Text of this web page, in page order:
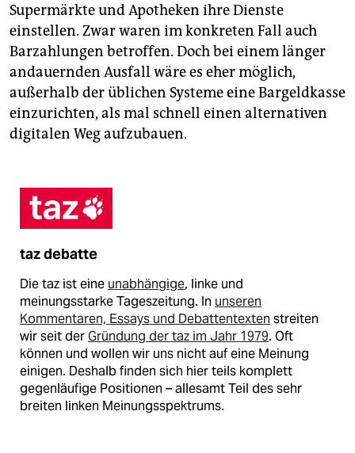
Supermärkte und Apotheken ihre Dienste
einstellen. Zwar waren im konkreten Fall auch
Barzahlungen betroffen. Doch bei einem länger
andauernden Ausfall wäre es eher möglich,
außerhalb der üblichen Systeme eine Bargeldkasse
einzurichten, als mal schnell einen alternativen
digitalen Weg aufzubauen.
taz debatte
Die taz ist eine unabhängige, linke und
meinungsstarke Tageszeitung. In unseren
Kommentaren, Essays und Debattentexten streiten
wir seit derGründung der taz im Jahr 1979. Oft
können und wollen wir uns nicht auf eine Meinung
einigen. Deshalb finden sich hier teils komplett
gegenläufige Positionen – allesamt Teil des sehr
breiten linken Meinungsspektrums.